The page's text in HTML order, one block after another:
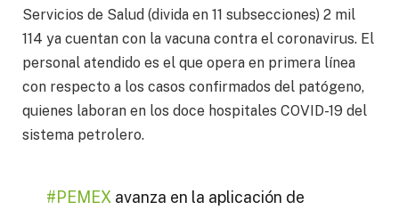
Servicios de Salud (divida en 11 subsecciones) 2 mil
114 ya cuentan con la vacuna contra el coronavirus. El
personal atendido es el que opera en primera línea
con respecto a los casos confirmados del patógeno,
quienes laboran en los doce hospitales COVID-19 del
sistema petrolero.
#PEMEXavanza en la aplicación de